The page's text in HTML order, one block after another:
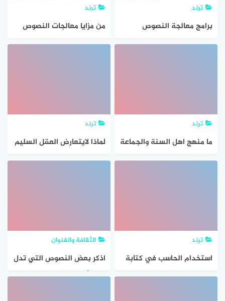
ترند
برامج معالجة النصوص
تستخدم في
ترند
من مزايا معالجات النصوص
ترند
ما منهج اهل السنة والجماعة
تجاه النصوص الشرعية
ترند
لماذا لايتعارض العقل السليم
مع النصوص الشرعية
ترند
استخدام الحاسب في كتابة
وتحرير وتنسيق النصوص مع
الثقافة والفنوان
اذكر بعض النصوص التي تدل
على أن الهجرة للمدينة كان